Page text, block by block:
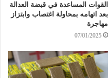
القوات المساعدة في قبضة العدالة
بعد اتهامه بمحاولة اغتصاب وابتزاز
مهاجرة
07/01/2025